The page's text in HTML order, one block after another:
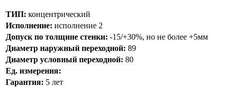
ТИП: концентрический
Исполнение: исполнение 2
Допуск по толщине стенки: -15/+30%, но не более +5мм
Диаметр наружный переходной: 89
Диаметр условный переходной: 80
Ед. измерения:
Гарантия: 5 лет